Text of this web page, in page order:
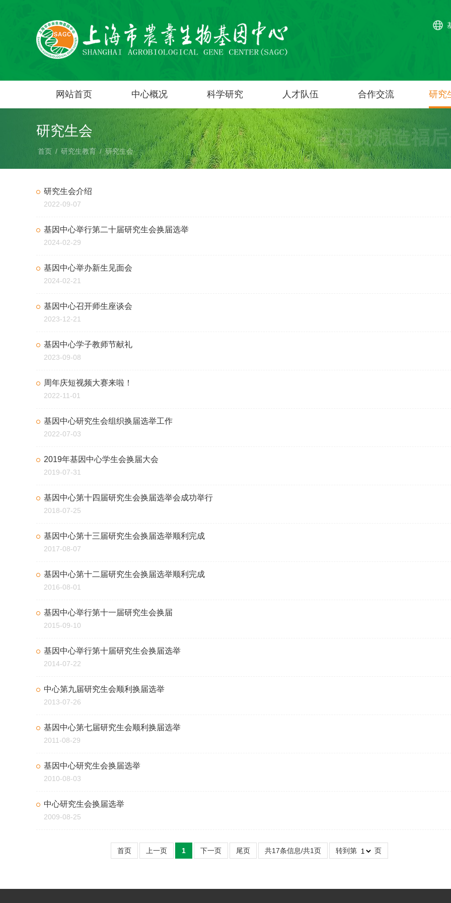
网站首页 中心概况 科学研究 人才队伍 合作交流 研究
研究生会 基因资源造福
首页 / 研究生教育/ 研究生会
研究生会介绍
2022-09-07
基因中心举行第二十届研究生会换届选举
2024-02-29
基因中心举办新生见面会
2024-02-21
基因中心召开师生座谈会
2023-12-21
基因中心学子教师节献礼
2023-09-08
周年庆短视频大赛来啦！
2022-11-01
基因中心研究生会组织换届选举工作
2022-07-03
2019年基因中心学生会换届大会
2019-07-31
基因中心第十四届研究生会换届选举会成功举行
2018-07-25
基因中心第十三届研究生会换届选举顺利完成
2017-08-07
基因中心第十二届研究生会换届选举顺利完成
2016-08-01
基因中心举行第十一届研究生会换届
2015-09-10
基因中心举行第十届研究生会换届选举
2014-07-22
中心第九届研究生会顺利换届选举
2013-07-26
基因中心第七届研究生会顺利换届选举
2011-08-29
基因中心研究生会换届选举
2010-08-03
中心研究生会换届选举
2009-08-25
首页 上一页 1 下一页 尾页 共17条信息/共1页 转到第 页